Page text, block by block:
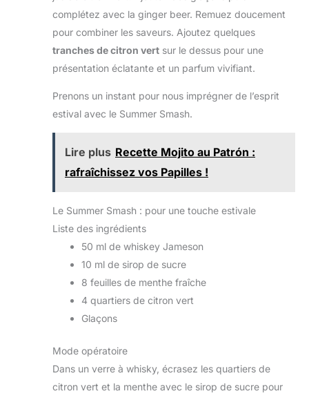
complétez avec la ginger beer. Remuez doucement
pour combiner les saveurs. Ajoutez quelques
tranches de citron vert sur le dessus pour une
présentation éclatante et un parfum vivifiant.
Prenons un instant pour nous imprégner de l’esprit
estival avec le Summer Smash.
Lire plus Recette Mojito au Patrón :
rafraîchissez vos Papilles !
Le Summer Smash : pour une touche estivale
Liste des ingrédients
50 ml de whiskey Jameson
10 ml de sirop de sucre
8 feuilles de menthe fraîche
4 quartiers de citron vert
Glaçons
Mode opératoire
Dans un verre à whisky, écrasez les quartiers de
citron vert et la menthe avec le sirop de sucre pour